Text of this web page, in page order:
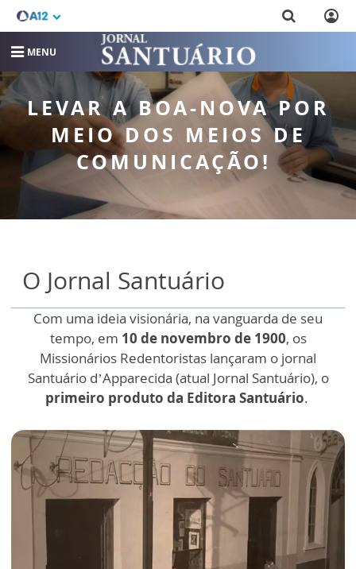
MENU
LEVAR A BOA-NOVA POR
MEIO DOS MEIOS DE
COMUNICAÇÃO!
O Jornal Santuário
Com uma ideia visionária, na vanguarda de seu
tempo, em 10 de novembro de 1900, os
Missionários Redentoristas lançaram o jornal
Santuário d’Apparecida (atual Jornal Santuário), o
primeiro produto da Editora Santuário.